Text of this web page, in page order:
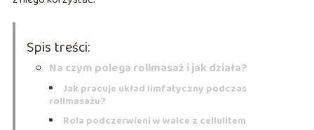
Spis treści:
Na czym polega rollmasaż i jak działa?
Jak pracuje układ limfatyczny podczas
rollmasażu?
Rola podczerwieni w walce z cellulitem